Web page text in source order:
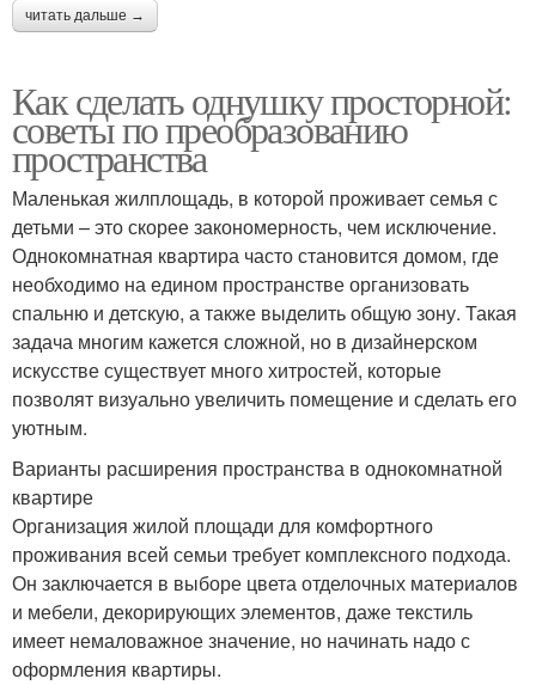
читать дальше →
Как сделать однушку просторной:
советы по преобразованию
пространства
Маленькая жилплощадь, в которой проживает семья с
детьми – это скорее закономерность, чем исключение.
Однокомнатная квартира часто становится домом, где
необходимо на едином пространстве организовать
спальню и детскую, а также выделить общую зону. Такая
задача многим кажется сложной, но в дизайнерском
искусстве существует много хитростей, которые
позволят визуально увеличить помещение и сделать его
уютным.
Варианты расширения пространства в однокомнатной
квартире
Организация жилой площади для комфортного
проживания всей семьи требует комплексного подхода.
Он заключается в выборе цвета отделочных материалов
и мебели, декорирующих элементов, даже текстиль
имеет немаловажное значение, но начинать надо с
оформления квартиры.